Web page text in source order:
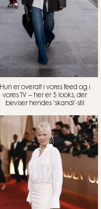
Hun er overalt i vores feed og i
vores TV – her er 5 looks, der
beviser hendes ‘skandi’-stil